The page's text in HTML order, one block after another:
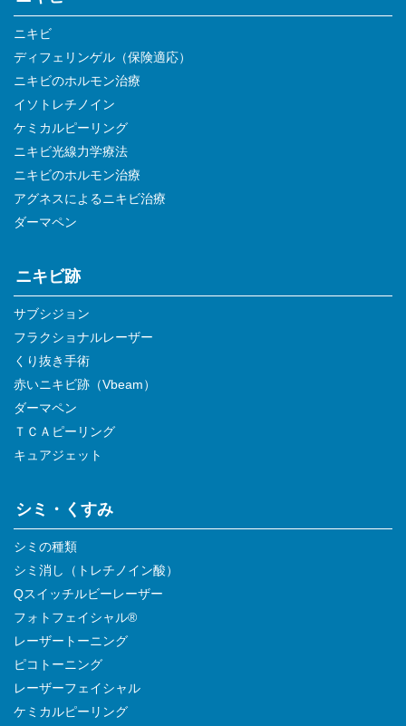
ニキビ
ディフェリンゲル（保険適応）
ニキビのホルモン治療
イソトレチノイン
ケミカルピーリング
ニキビ光線力学療法
ニキビのホルモン治療
アグネスによるニキビ治療
ダーマペン
ニキビ跡
サブシジョン
フラクショナルレーザー
くり抜き手術
赤いニキビ跡（Vbeam）
ダーマペン
ＴＣＡピーリング
キュアジェット
シミ・くすみ
シミの種類
シミ消し（トレチノイン酸）
Qスイッチルビーレーザー
フォトフェイシャル®
レーザートーニング
ピコトーニング
レーザーフェイシャル
ケミカルピーリング